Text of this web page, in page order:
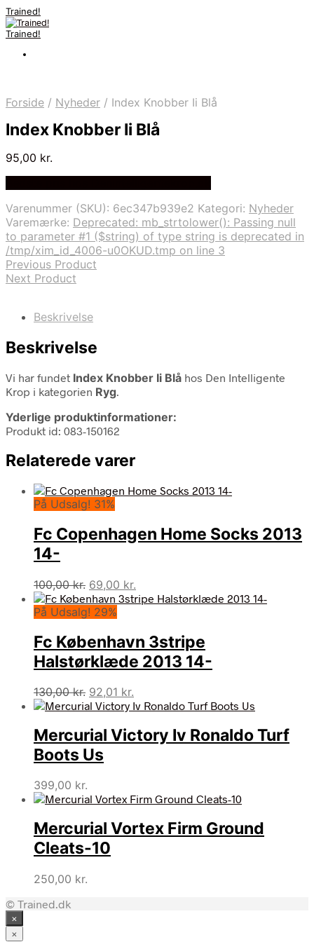
Trained!
Trained!
Forside / Nyheder / Index Knobber Ii Blå
Index Knobber Ii Blå
95,00 kr.
Varenummer (SKU): 6ec347b939e2 Kategori: Nyheder
Varemærke: Deprecated: mb_strtolower(): Passing null
to parameter #1 ($string) of type string is deprecated in
/tmp/xim_id_4006-u0OKUD.tmp on line 3
Previous Product
Next Product
Beskrivelse
Beskrivelse
Vi har fundet Index Knobber Ii Blå hos Den Intelligente
Krop i kategorien Ryg.
Yderlige produktinformationer:
Produkt id: 083-150162
Relaterede varer
På Udsalg! 31%
Fc Copenhagen Home Socks 2013
14-
100,00kr. Den
oprindelige
pris
100,00 kr..
69,00 kr.
aktuelle
69,00 kr..
På Udsalg! 29%
Fc København 3stripe
Halstørklæde 2013 14-
130,00kr. Den
oprindelige
var:
130,00 kr..
92,01 kr.
aktuelle
er:
92,01 kr..
Mercurial Victory Iv Ronaldo Turf
Boots Us
399,00 kr.
Mercurial Vortex Firm Ground
Cleats-10
250,00 kr.
© Trained.dk
×
×